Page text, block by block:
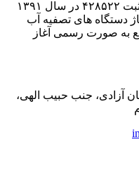
شرکت هولیوان صنعت آریا به شماره ثبت ۴۲۸۵۲۲ در سال ۱۳۹۱
دستگاه های تصفیه آب
به صورت رسمی آغاز
آزادی، جنب حبیب الهی،